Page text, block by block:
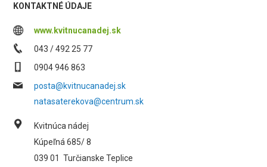
KONTAKTNÉ ÚDAJE
www.kvitnucanadej.sk
043 / 492 25 77
0904 946 863
posta@kvitnucanadej.sk
natasaterekova@centrum.sk
Kvitnúca nádej
Kúpeľná 685/ 8
039 01 Turčianske Teplice